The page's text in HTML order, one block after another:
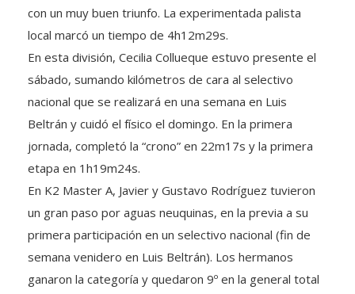
con un muy buen triunfo. La experimentada palista
local marcó un tiempo de 4h12m29s.
En esta división, Cecilia Collueque estuvo presente el
sábado, sumando kilómetros de cara al selectivo
nacional que se realizará en una semana en Luis
Beltrán y cuidó el físico el domingo. En la primera
jornada, completó la “crono” en 22m17s y la primera
etapa en 1h19m24s.
En K2 Master A, Javier y Gustavo Rodríguez tuvieron
un gran paso por aguas neuquinas, en la previa a su
primera participación en un selectivo nacional (fin de
semana venidero en Luis Beltrán). Los hermanos
ganaron la categoría y quedaron 9º en la general total